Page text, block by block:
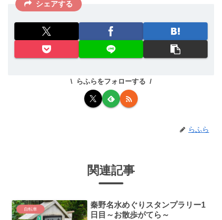
シェアする
らふらをフォローする
らふら
関連記事
自転車
秦野名水めぐりスタンプラリー1
日目～お散歩がてら～